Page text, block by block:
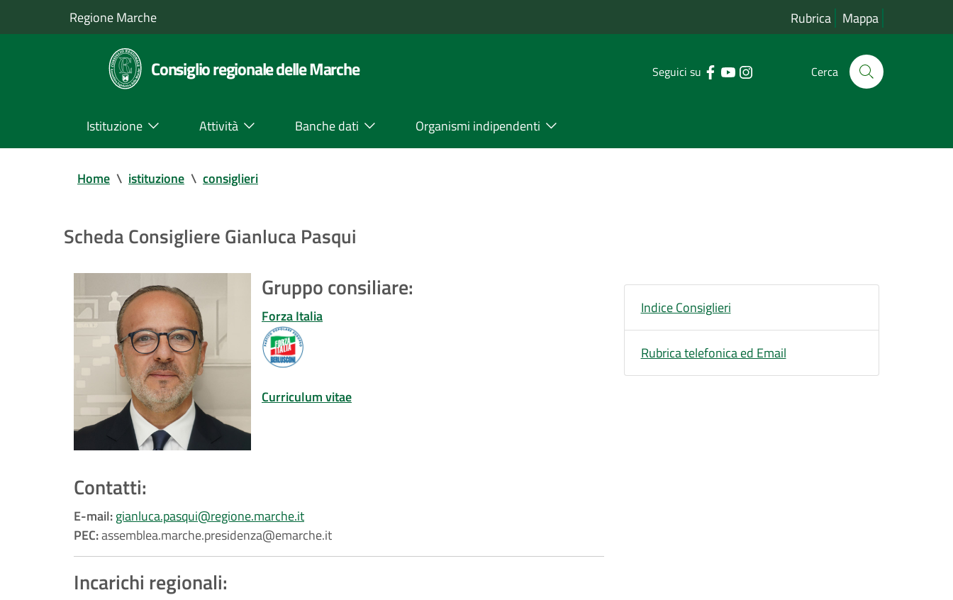
Regione Marche Rubrica Mappa
Consiglio regionale delle Marche Seguici su Cerca
Istituzione Attività Banche dati Organismi indipendenti
Home \ istituzione \ consiglieri
Scheda Consigliere Gianluca Pasqui
Gruppo consiliare:
Forza Italia
Curriculum vitae
Contatti:
E-mail:gianluca.pasqui@regione.marche.it
PEC:assemblea.marche.presidenza@emarche.it
Incarichi regionali:
Indice Consiglieri
Rubrica telefonica ed Email